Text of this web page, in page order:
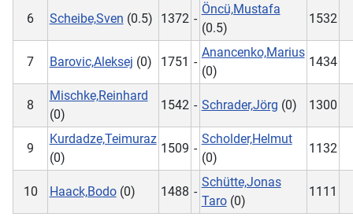
6 Scheibe,Sven (0.5) 1372 -
Öncü,Mustafa
(0.5)
1532
7 Barovic,Aleksej (0) 1751 -
Anancenko,Marius
(0)
1434
8
Mischke,Reinhard
(0)
1542 - Schrader,Jörg (0) 1300
9
Kurdadze,Teimuraz
(0)
1509 -
Scholder,Helmut
(0)
1132
10 Haack,Bodo(0) 1488 -
Schütte,Jonas
Taro(0)
1111